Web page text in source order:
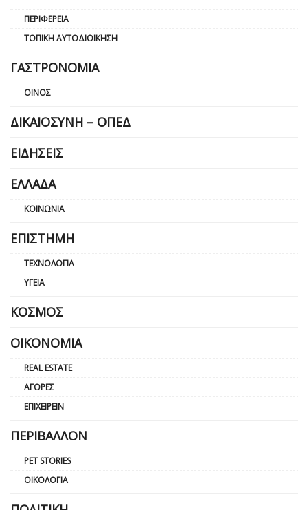
ΠΕΡΙΦΈΡΕΙΑ
ΤΟΠΙΚΉ ΑΥΤΟΔΙΟΊΚΗΣΗ
ΓΑΣΤΡΟΝΟΜΊΑ
ΟΊΝΟΣ
ΔΙΚΑΙΟΣΎΝΗ – ΟΠΕΔ
ΕΙΔΉΣΕΙΣ
ΕΛΛΆΔΑ
ΚΟΙΝΩΝΊΑ
ΕΠΙΣΤΉΜΗ
ΤΕΧΝΟΛΟΓΊΑ
ΥΓΕΊΑ
ΚΌΣΜΟΣ
ΟΙΚΟΝΟΜΊΑ
REAL ESTATE
ΑΓΟΡΈΣ
ΕΠΙΧΕΙΡΕΊΝ
ΠΕΡΙΒΆΛΛΟΝ
PET STORIES
ΟΙΚΟΛΟΓΊΑ